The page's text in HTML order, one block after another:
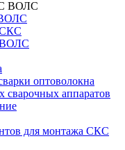
СКС
ВОЛС
оптоволокна
сварочных аппаратов
для монтажа СКС